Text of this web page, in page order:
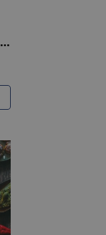
Pavārgrāmata Mārtiņam. Cilvēki, kas mani satikuši